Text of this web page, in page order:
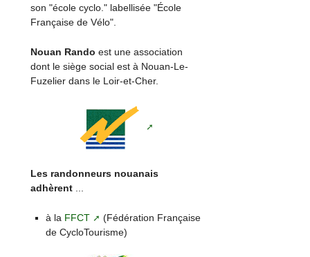
son "école cyclo." labellisée "École
Française de Vélo".
Nouan Rando est une association
dont le siège social est à Nouan-Le-
Fuzelier dans le Loir-et-Cher.
Les randonneurs nouanais
adhèrent
à la FFCT
(Fédération Française
de CycloTourisme)